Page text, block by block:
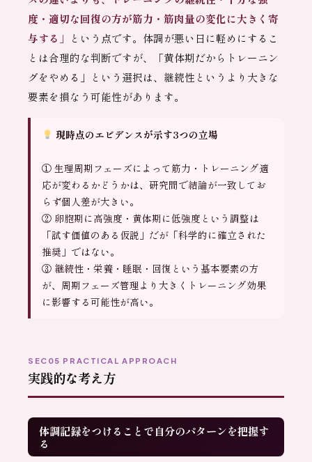
度・適切な回復の方が筋力・筋肉量の変化に大きく寄
与する」
という点です。体調が悪い日に軽めにするこ
とは合理的な判断ですが、「黄体期だからトレーニン
グをやめる」という選択は、継続性というより大きな
要素を損なう可能性があります。
現時点のエビデンスが示す3つの立場
① 生理周期フェーズによって筋力・トレーニング適
応が変わるかどうかは、研究間で結論が一致してお
らず個人差が大きい。
② 卵胞期に高強度・黄体期に低強度という調整は
「試す価値のある仮説」だが「科学的に確立された
推奨」ではない。
③ 継続性・栄養・睡眠・回復という基本要素の方
が、周期フェーズ管理より大きくトレーニング効果
に影響する可能性が高い。
SEC05 PRACTICAL APPROACH
実践的な考え方
体調記録をつけることで自分のパターンを把握す
る